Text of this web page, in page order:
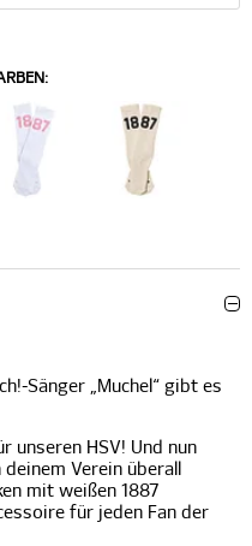
Sänger „Muchel“ gibt es
unseren HSV! Und nun
Verein überall
mit weißen 1887
für jeden Fan der